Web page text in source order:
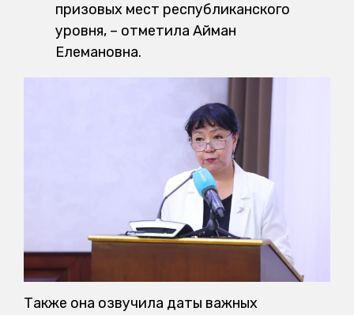
призовых мест республиканского
уровня, – отметила Айман
Елемановна.
Также она озвучила даты важных